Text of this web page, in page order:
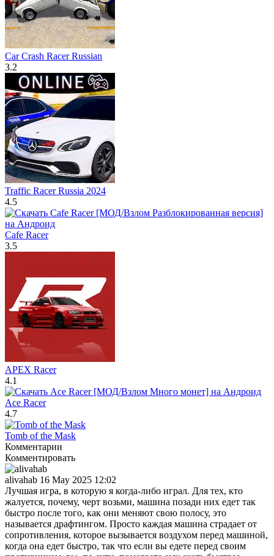
Car Crash Racer Russian
3.2
Traffic Racer Russia 2024
4.5
Cafe Racer
3.5
APEX Racer
4.1
Ace Racer
4.7
Tomb of the Mask
Комментарии
Комментировать
alivahab 16 May 2025 12:02
Лучшая игра, в которую я когда-либо играл. Для тех, кто
жалуется, почему, черт возьми, машина позади них едет так
быстро после того, как они меняют свою полосу, это
называется драфтингом. Просто каждая машина страдает от
сопротивления, которое вызывается воздухом перед машиной,
когда она едет быстро, так что если вы едете перед своим